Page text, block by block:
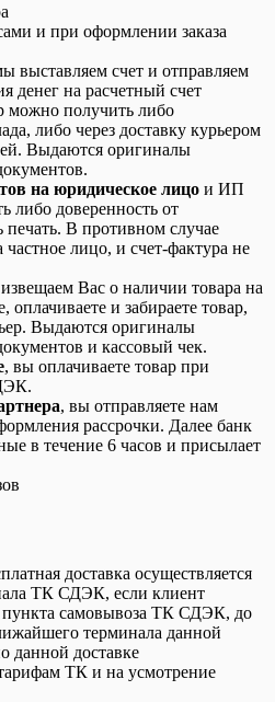
и при оформлении заказа
выставляем счет и отправляем
денег на расчетный счет
можно получить либо
либо через доставку курьером
Выдаются оригиналы
на юридическое лицо и ИП
либо доверенность от
печать. В противном случае
лицо, и счет-фактура не
Вас о наличии товара на
и забираете товар,
Выдаются оригиналы
и кассовый чек.
, вы оплачиваете товар при
, вы отправляете нам
рассрочки. Далее банк
в течение 6 часов и присылает
доставка осуществляется
ТК СДЭК, если клиент
пункта самовывоза ТК СДЭК, до
терминала данной
доставке
ТК и на усмотрение